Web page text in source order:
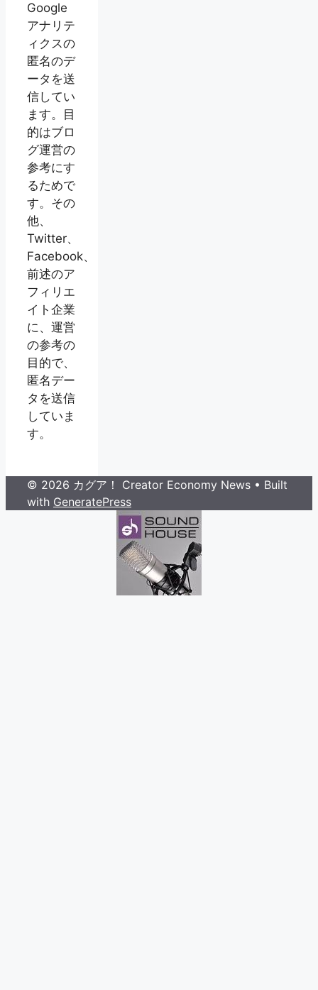
Google
アナリテ
ィクスの
匿名のデ
ータを送
信してい
ます。目
的はブロ
グ運営の
参考にす
るためで
す。その
他、
Twitter、
Facebook、
前述のア
フィリエ
イト企業
に、運営
の参考の
目的で、
匿名デー
タを送信
していま
す。
© 2026 カグア！ Creator Economy News • Built
with GeneratePress